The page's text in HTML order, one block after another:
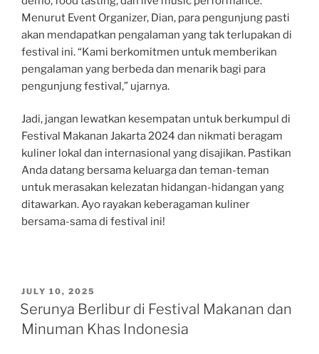
Menurut Event Organizer, Dian, para pengunjung pasti
akan mendapatkan pengalaman yang tak terlupakan di
festival ini. “Kami berkomitmen untuk memberikan
pengalaman yang berbeda dan menarik bagi para
pengunjung festival,” ujarnya.
Jadi, jangan lewatkan kesempatan untuk berkumpul di
Festival Makanan Jakarta 2024 dan nikmati beragam
kuliner lokal dan internasional yang disajikan. Pastikan
Anda datang bersama keluarga dan teman-teman
untuk merasakan kelezatan hidangan-hidangan yang
ditawarkan. Ayo rayakan keberagaman kuliner
bersama-sama di festival ini!
POSTED
ON
JULY 10, 2025
Serunya Berlibur di Festival Makanan dan
Minuman Khas Indonesia